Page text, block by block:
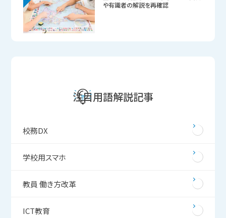
や有識者の解説を再確認
注目用語解説記事
校務DX
学校用スマホ
教員 働き方改革
ICT教育